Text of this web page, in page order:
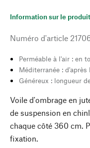
Information sur le produit
Numéro d'article
Perméable à l'air : en
Méditerranée :
Généreux : longueur
Voile d'ombrage en
de suspension en
chaque côté 360 cm.
fixation.